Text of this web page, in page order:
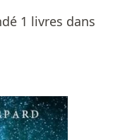
1 livres dans